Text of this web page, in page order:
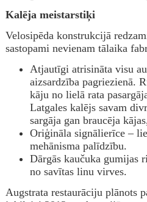
Kalēja meistarstiķi
Velosipēda konstrukcijā
sastopami nevienam tālaika
Atjautīgi atrisināta visu
aizsardzība pagriezienā.
kāju no lielā rata
Latgales kalējs savam
sargāja gan braucēja
Oriģināla signālierīce –
mehānisma palīdzību.
Dārgās kaučuka gumijas
no savītas linu virves.
Augstrata restaurāciju plānots